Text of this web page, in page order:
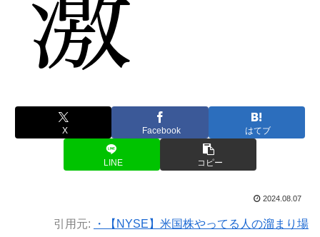
X Facebook はてブ
LINE コピー
2024.08.07
引用元:
・【NYSE】米国株やってる人の溜まり場